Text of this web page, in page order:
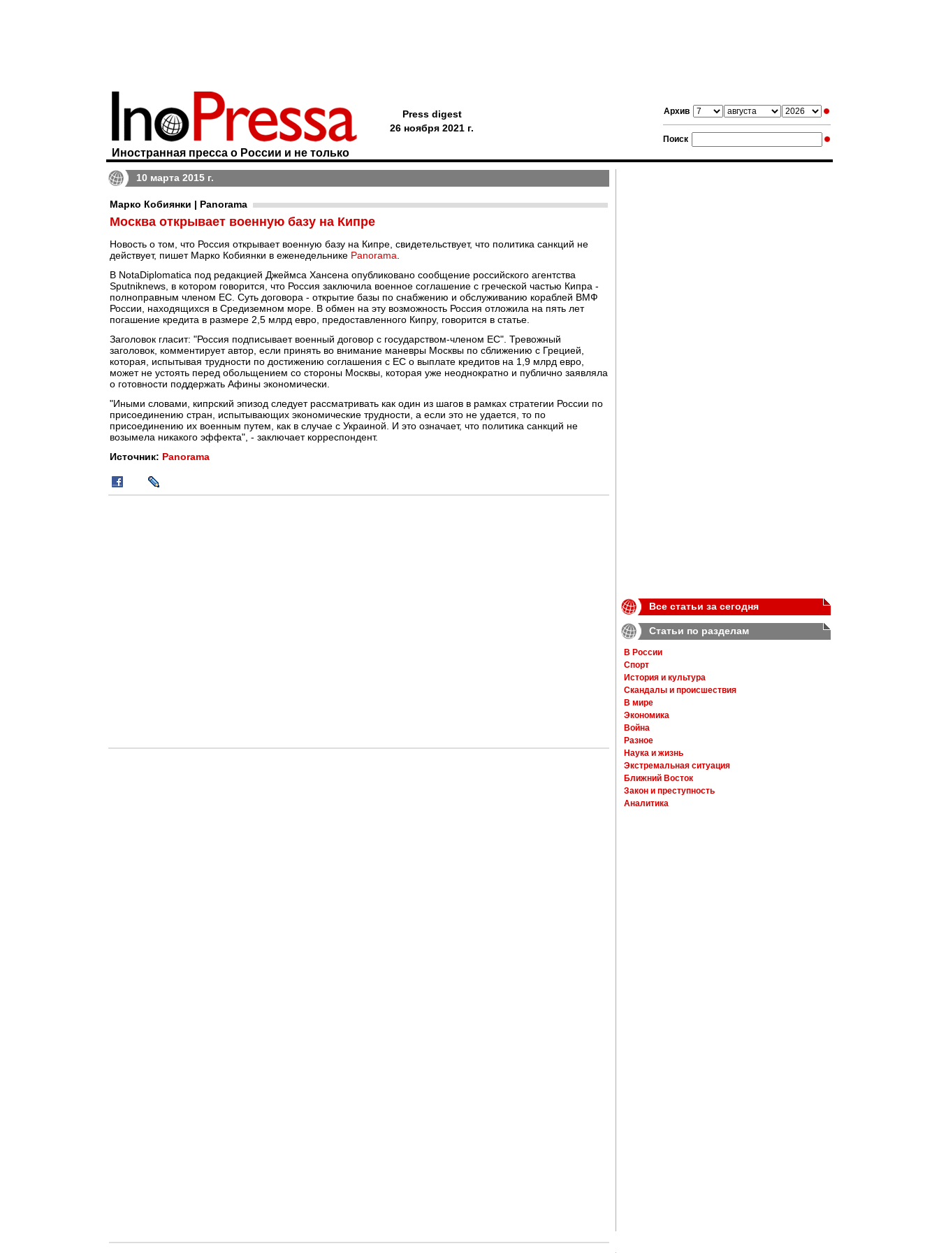
Архив
Поиск
Иностранная пресса о России и не только
Press digest
26 ноября 2021 г.
10 марта 2015 г.
Марко Кобиянки | Panorama
Москва открывает военную базу на Кипре
Новость о том, что Россия открывает военную базу на Кипре, свидетельствует, что политика санкций не
действует, пишет Марко Кобиянки в еженедельнике Panorama
В NotaDiplomatica под редакцией Джеймса Хансена опубликовано сообщение российского агентства
Sputniknews, в котором говорится, что Россия заключила военное соглашение с греческой частью Кипра -
полноправным членом ЕС. Суть договора - открытие базы по снабжению и обслуживанию кораблей ВМФ
России, находящихся в Средиземном море. В обмен на эту возможность Россия отложила на пять лет
погашение кредита в размере 2,5 млрд евро, предоставленного Кипру, говорится в статье.
Заголовок гласит: "Россия подписывает военный договор с государством-членом ЕС". Тревожный
заголовок, комментирует автор, если принять во внимание маневры Москвы по сближению с Грецией,
которая, испытывая трудности по достижению соглашения с ЕС о выплате кредитов на 1,9 млрд евро,
может не устоять перед обольщением со стороны Москвы, которая уже неоднократно и публично заявляла
о готовности поддержать Афины экономически.
"Иными словами, кипрский эпизод следует рассматривать как один из шагов в рамках стратегии России по
присоединению стран, испытывающих экономические трудности, а если это не удается, то по
присоединению их военным путем, как в случае с Украиной. И это означает, что политика санкций не
возымела никакого эффекта", - заключает корреспондент.
Источник: Panorama
Все статьи за сегодня
Статьи по разделам
В России
Спорт
История и культура
Скандалы и происшествия
В мире
Экономика
Война
Разное
Наука и жизнь
Экстремальная ситуация
Ближний Восток
Закон и преступность
Аналитика